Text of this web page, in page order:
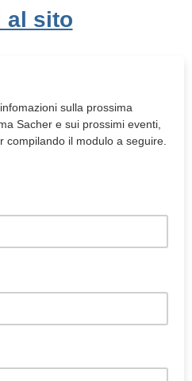
sulla prossima
Sacher e sui prossimi eventi,
compilando il modulo a seguire.